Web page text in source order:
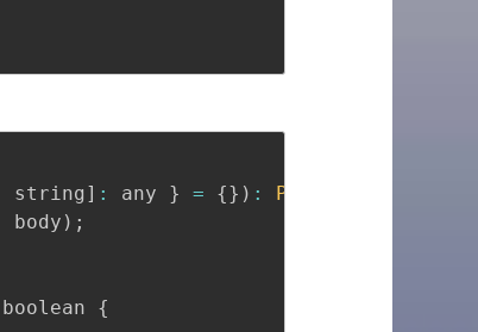
string ] : any } = {} ) : Promise
body ) ;
boolean {